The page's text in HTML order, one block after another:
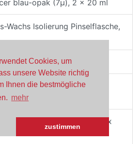
Cookies, um
unsere Website richtig
Ihnen die bestmögliche
mehr
zustimmen
blau-opak (7µ), 2 x 20 ml
Wachs Isolierung Pinselflasche,
Girlande Form 12-22,
Disc "Z" Ø 98,5mm x